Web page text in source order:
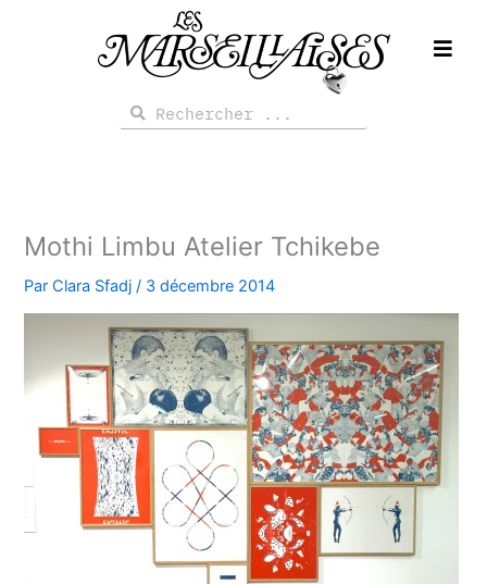
Rechercher
Rechercher
Mothi Limbu Atelier Tchikebe
ParClara Sfadj / 3 décembre 2014